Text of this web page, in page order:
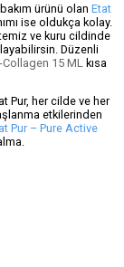
ürünü olan Etat
ise oldukça kolay.
ve kuru cildinde
Düzenli
15 ML kısa
Pur, her cilde ve her
etkilerinden
Pur – Pure Active